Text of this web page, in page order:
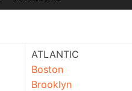
ATLANTIC
Boston
Brooklyn